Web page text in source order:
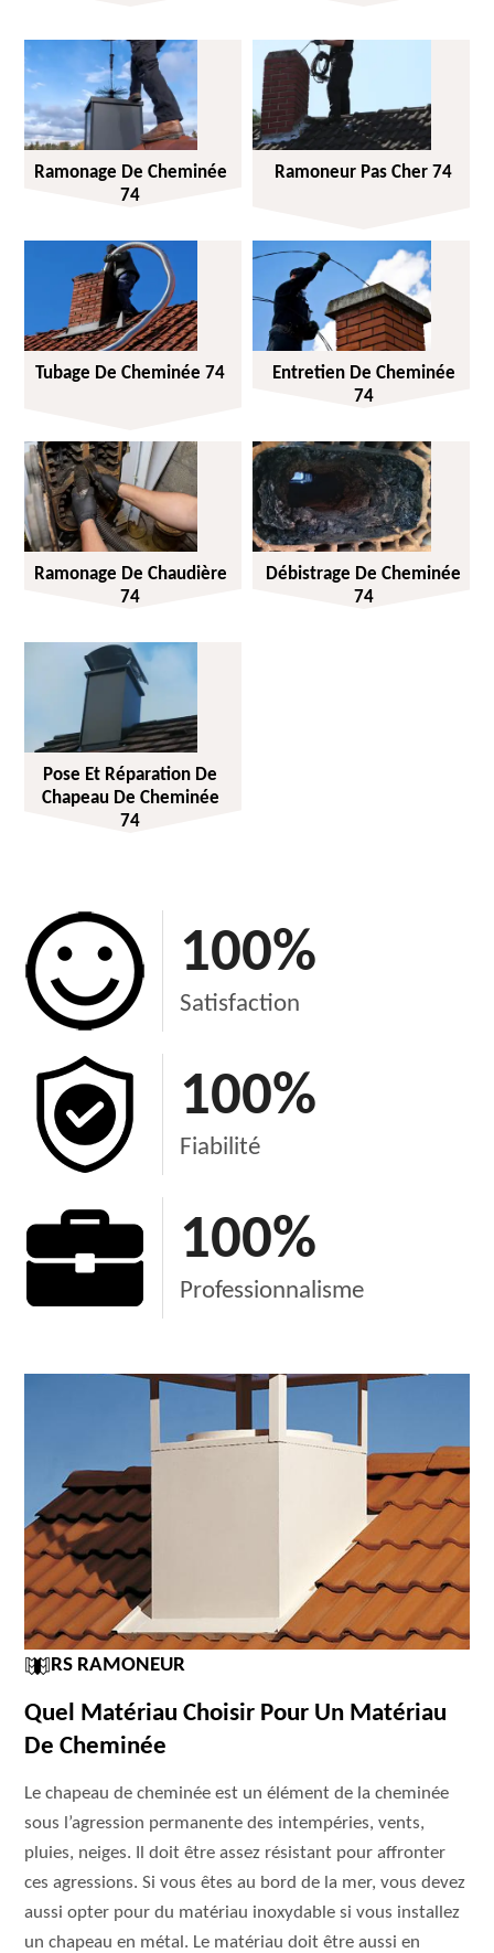
Ramonage De Cheminée
74
Ramoneur Pas Cher 74
Tubage De Cheminée 74
Entretien De Cheminée
74
Ramonage De Chaudière
74
Débistrage De Cheminée
74
Pose Et Réparation De
Chapeau De Cheminée
74
100%
Satisfaction
100%
Fiabilité
100%
Professionnalisme
RS RAMONEUR
Quel Matériau Choisir Pour Un Matériau
De Cheminée
Le chapeau de cheminée est un élément de la cheminée
sous l’agression permanente des intempéries, vents,
pluies, neiges. Il doit être assez résistant pour affronter
ces agressions. Si vous êtes au bord de la mer, vous devez
aussi opter pour du matériau inoxydable si vous installez
un chapeau en métal. Le matériau doit être aussi en